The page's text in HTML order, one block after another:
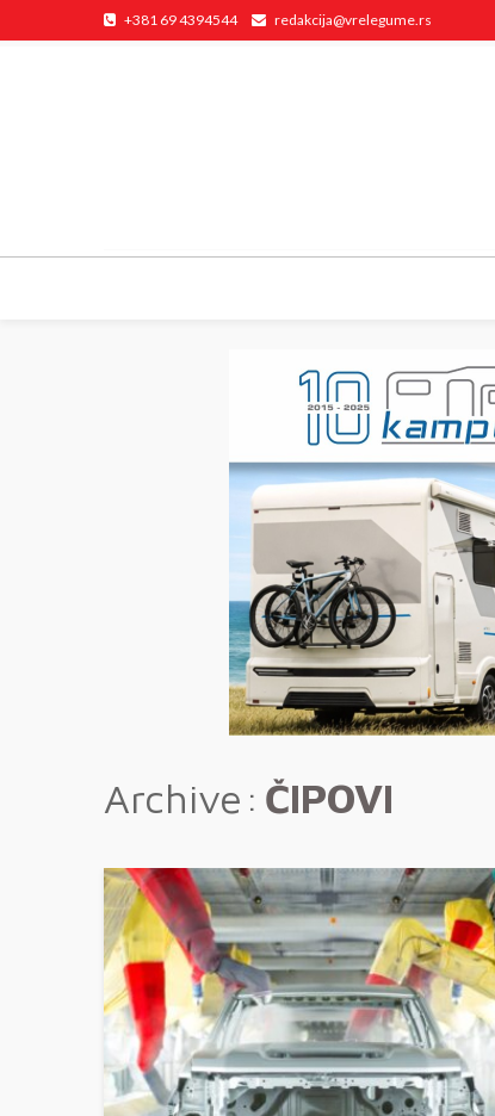
+381 69 4394544 redakcija@vrelegume.rs
Archive ČIPOVI